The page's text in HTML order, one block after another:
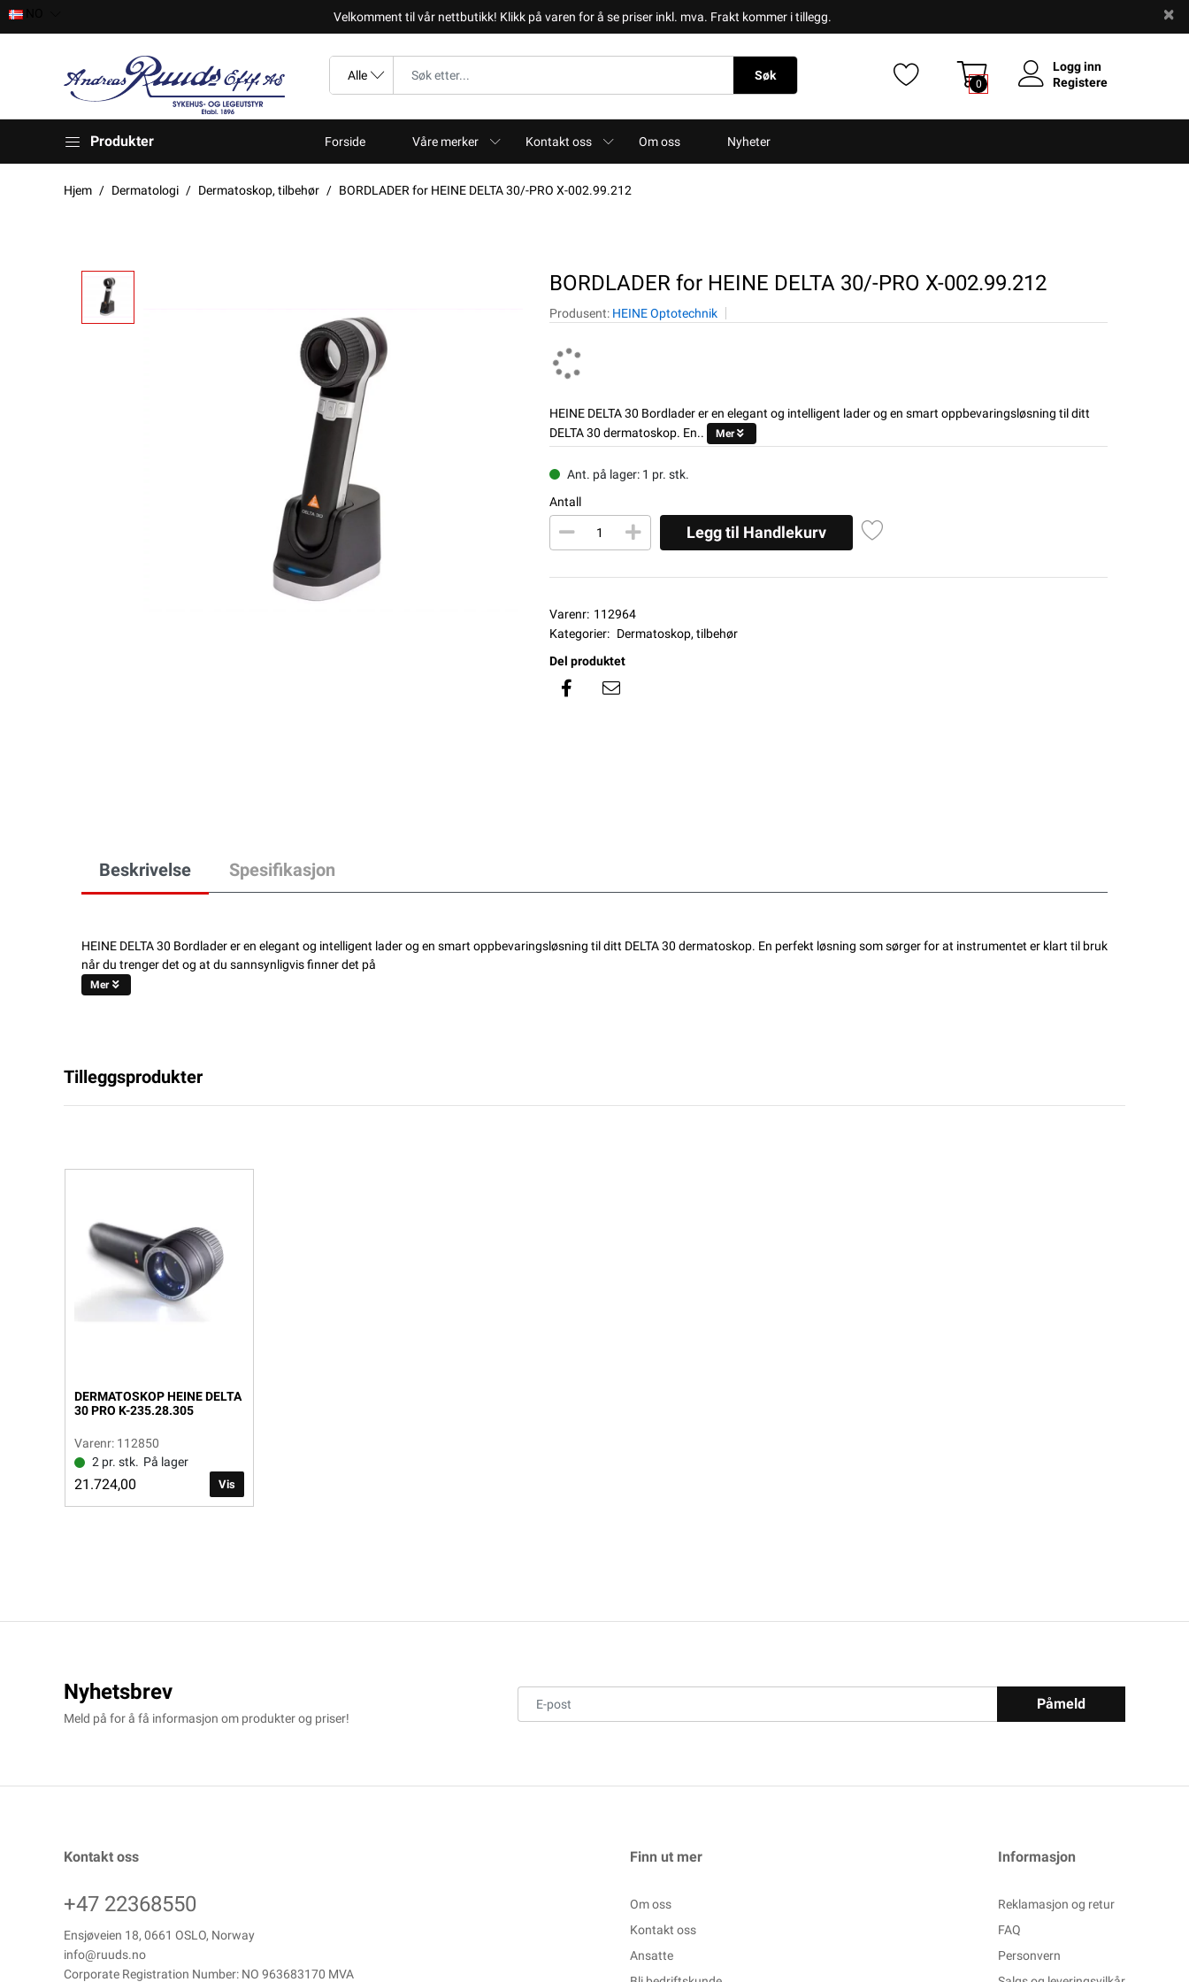
Velkomment til vår nettbutikk! Klikk på varen for å se priser inkl. mva. Frakt kommer i tillegg.
Søk
0
Logg inn
Registere
Produkter Forside Våre merker Kontakt oss Om oss Nyheter
Hjem Dermatologi Dermatoskop, tilbehør BORDLADER for HEINE DELTA 30/-PRO X-002.99.212
BORDLADER for HEINE DELTA 30/-PRO X-002.99.212
Produsent: HEINE Optotechnik
HEINE DELTA 30 Bordlader er en elegant og intelligent lader og en smart oppbevaringsløsning til ditt
DELTA 30 dermatoskop. En..
Mer
Ant. på lager: 1 pr. stk.
Antall
Legg til Handlekurv
Varenr: 112964
Kategorier: Dermatoskop, tilbehør
Del produktet
Beskrivelse Spesifikasjon
HEINE DELTA 30 Bordlader er en elegant og intelligent lader og en smart oppbevaringsløsning til ditt DELTA 30 dermatoskop. En perfekt løsning som sørger for at instrumentet er klart til bruk
når du trenger det og at du sannsynligvis finner det på
Mer
Tilleggsprodukter
DERMATOSKOP HEINE DELTA
30 PRO K-235.28.305
Varenr: 112850
2 pr. stk. På lager
21.724,00 Vis
Nyhetsbrev
Meld på for å få informasjon om produkter og priser!
Påmeld
Kontakt oss
+47 22368550
Ensjøveien 18, 0661 OSLO, Norway
info@ruuds.no
Corporate Registration Number: NO 963683170 MVA
Finn ut mer
Om oss
Kontakt oss
Ansatte
Informasjon
Reklamasjon og retur
FAQ
Personvern